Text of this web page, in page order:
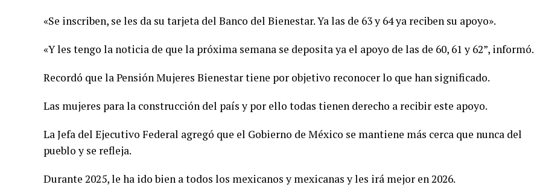
«Se inscriben, se les da su tarjeta del Banco del Bienestar. Ya las de 63 y 64 ya reciben su apoyo».
«Y les tengo la noticia de que la próxima semana se deposita ya el apoyo de las de 60, 61 y 62”, informó.
Recordó que la Pensión Mujeres Bienestar tiene por objetivo reconocer lo que han significado.
Las mujeres para la construcción del país y por ello todas tienen derecho a recibir este apoyo.
La Jefa del Ejecutivo Federal agregó que el Gobierno de México se mantiene más cerca que nunca del
pueblo y se refleja.
Durante 2025, le ha ido bien a todos los mexicanos y mexicanas y les irá mejor en 2026.